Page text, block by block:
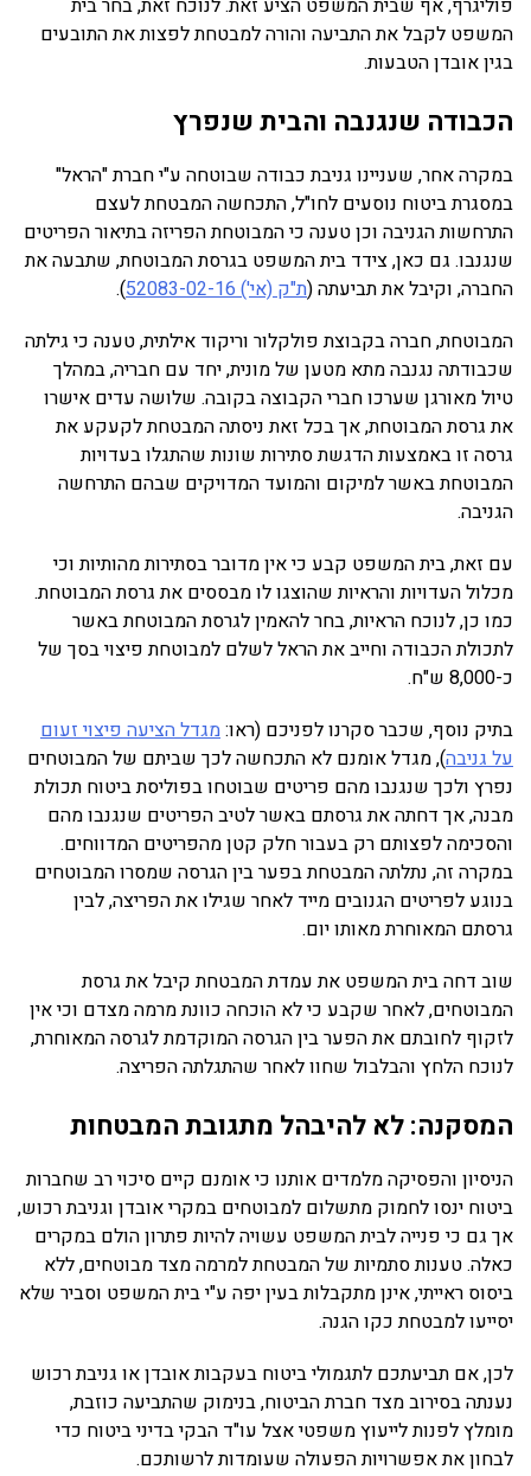
פוליגרף, אף שבית המשפט הציע זאת. לנוכח זאת, בחר בית
המשפט לקבל את התביעה והורה למבטחת לפצות את התובעים
בגין אובדן הטבעות.
הכבודה שנגנבה והבית שנפרץ
במקרה אחר, שעניינו גניבת כבודה שבוטחה ע"י חברת "הראל"
במסגרת ביטוח נוסעים לחו"ל, התכחשה המבטחת לעצם
התרחשות הגניבה וכן טענה כי המבוטחת הפריזה בתיאור הפריטים
שנגנבו. גם כאן, צידד בית המשפט בגרסת המבוטחת, שתבעה את
החברה, וקיבל את תביעתה (ת"ק (אי') 52083-02-16
).
המבוטחת, חברה בקבוצת פולקלור וריקוד אילתית, טענה כי גילתה
שכבודתה נגנבה מתא מטען של מונית, יחד עם חבריה, במהלך
טיול מאורגן שערכו חברי הקבוצה בקובה. שלושה עדים אישרו
את גרסת המבוטחת, אך בכל זאת ניסתה המבטחת לקעקע את
גרסה זו באמצעות הדגשת סתירות שונות שהתגלו בעדויות
המבוטחת באשר למיקום והמועד המדויקים שבהם התרחשה
הגניבה.
עם זאת, בית המשפט קבע כי אין מדובר בסתירות מהותיות וכי
מכלול העדויות והראיות שהוצגו לו מבססים את גרסת המבוטחת.
כמו כן, לנוכח הראיות, בחר להאמין לגרסת המבוטחת באשר
לתכולת הכבודה וחייב את הראל לשלם למבוטחת פיצוי בסך של
כ-8,000 ש"ח.
בתיק נוסף, שכבר סקרנו לפניכם (ראו:מגדל הציעה פיצוי זעום
על גניבה), מגדל אומנם לא התכחשה לכך שביתם של המבוטחים
נפרץ ולכך שנגנבו מהם פריטים שבוטחו בפוליסת ביטוח תכולת
מבנה, אך דחתה את גרסתם באשר לטיב הפריטים שנגנבו מהם
והסכימה לפצותם רק בעבור חלק קטן מהפריטים המדווחים.
במקרה זה, נתלתה המבטחת בפער בין הגרסה שמסרו המבוטחים
בנוגע לפריטים הגנובים מייד לאחר שגילו את הפריצה, לבין
גרסתם המאוחרת מאותו יום.
שוב דחה בית המשפט את עמדת המבטחת קיבל את גרסת
המבוטחים, לאחר שקבע כי לא הוכחה כוונת מרמה מצדם וכי אין
לזקוף לחובתם את הפער בין הגרסה המוקדמת לגרסה המאוחרת,
לנוכח הלחץ והבלבול שחוו לאחר שהתגלתה הפריצה.
המסקנה: לא להיבהל מתגובת המבטחות
הניסיון והפסיקה מלמדים אותנו כי אומנם קיים סיכוי רב שחברות
ביטוח ינסו לחמוק מתשלום למבוטחים במקרי אובדן וגניבת רכוש,
אך גם כי פנייה לבית המשפט עשויה להיות פתרון הולם במקרים
כאלה. טענות סתמיות של המבטחת למרמה מצד מבוטחים, ללא
ביסוס ראייתי, אינן מתקבלות בעין יפה ע"י בית המשפט וסביר שלא
יסייעו למבטחת כקו הגנה.
לכן, אם תביעתכם לתגמולי ביטוח בעקבות אובדן או גניבת רכוש
נענתה בסירוב מצד חברת הביטוח, בנימוק שהתביעה כוזבת,
מומלץ לפנות לייעוץ משפטי אצל עו"ד הבקי בדיני ביטוח כדי
לבחון את אפשרויות הפעולה שעומדות לרשותכם.